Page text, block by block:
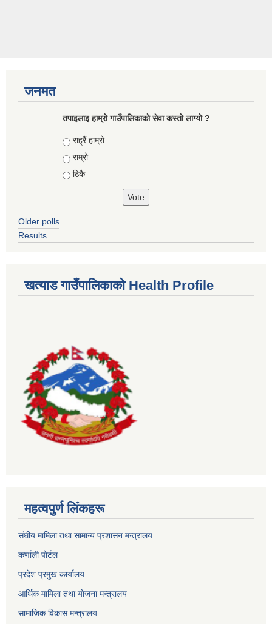
जनमत
तपाइलाइ हाम्राे गाउँपालिकाकाे सेवा कस्ताे लाग्याे ?
Choices
राह्रैं हाम्राे
राम्राे
ठिकै
Older polls
Results
खत्याड गाउँपालिकाकाे Health Profile
महत्वपुर्ण लिंकहरू
संघीय मामिला तथा सामान्य प्रशासन मन्त्रालय
कर्णाली पाेर्टल
प्रदेश प्रमुख कार्यालय
आर्थिक मामिला तथा याेजना मन्त्रालय
सामाजिक विकास मन्त्रालय